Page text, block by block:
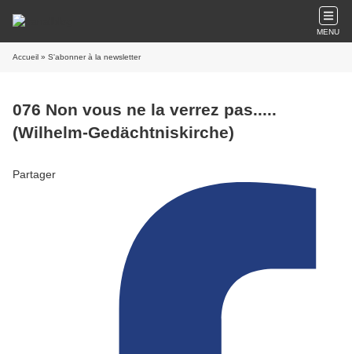
MENU
Accueil » S'abonner à la newsletter
076 Non vous ne la verrez pas.....
(Wilhelm-Gedächtniskirche)
Partager